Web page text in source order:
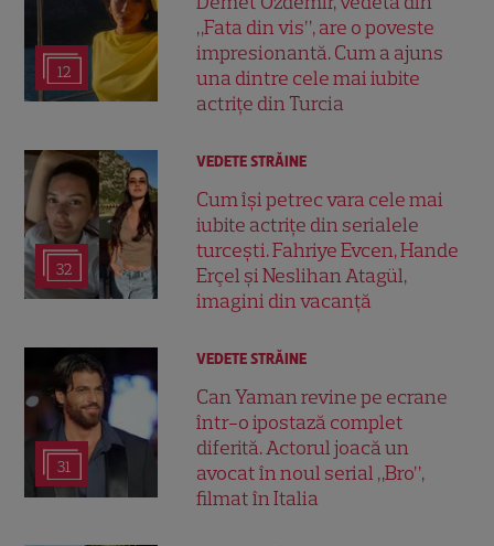
12
„Fata din vis”, are o poveste
impresionantă. Cum a ajuns
una dintre cele mai iubite
actrițe din Turcia
32
VEDETE STRĂINE
Cum își petrec vara cele mai
iubite actrițe din serialele
turcești. Fahriye Evcen, Hande
Erçel și Neslihan Atagül,
imagini din vacanță
31
VEDETE STRĂINE
Can Yaman revine pe ecrane
într-o ipostază complet
diferită. Actorul joacă un
avocat în noul serial „Bro”,
filmat în Italia